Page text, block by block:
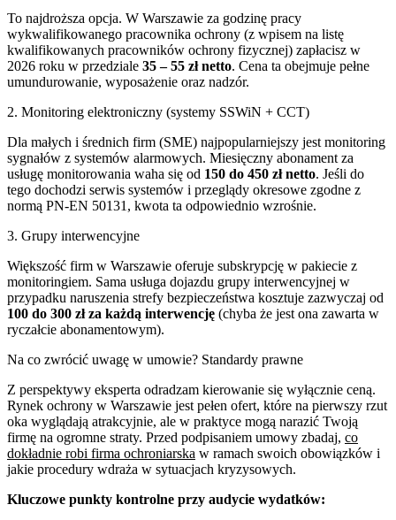
To najdroższa opcja. W Warszawie za godzinę pracy
wykwalifikowanego pracownika ochrony (z wpisem na listę
kwalifikowanych pracowników ochrony fizycznej) zapłacisz w
2026 roku w przedziale 35 – 55 zł netto. Cena ta obejmuje pełne
umundurowanie, wyposażenie oraz nadzór.
2. Monitoring elektroniczny (systemy SSWiN + CCT)
Dla małych i średnich firm (SME) najpopularniejszy jest monitoring
sygnałów z systemów alarmowych. Miesięczny abonament za
usługę monitorowania waha się od 150 do 450 zł netto. Jeśli do
tego dochodzi serwis systemów i przeglądy okresowe zgodne z
normą PN-EN 50131, kwota ta odpowiednio wzrośnie.
3. Grupy interwencyjne
Większość firm w Warszawie oferuje subskrypcję w pakiecie z
monitoringiem. Sama usługa dojazdu grupy interwencyjnej w
przypadku naruszenia strefy bezpieczeństwa kosztuje zazwyczaj od
100 do 300 zł za każdą interwencję (chyba że jest ona zawarta w
ryczałcie abonamentowym).
Na co zwrócić uwagę w umowie? Standardy prawne
Z perspektywy eksperta odradzam kierowanie się wyłącznie ceną.
Rynek ochrony w Warszawie jest pełen ofert, które na pierwszy rzut
oka wyglądają atrakcyjnie, ale w praktyce mogą narazić Twoją
firmę na ogromne straty. Przed podpisaniem umowy zbadaj, co
dokładnie robi firma ochroniarska w ramach swoich obowiązków i
jakie procedury wdraża w sytuacjach kryzysowych.
Kluczowe punkty kontrolne przy audycie wydatków: